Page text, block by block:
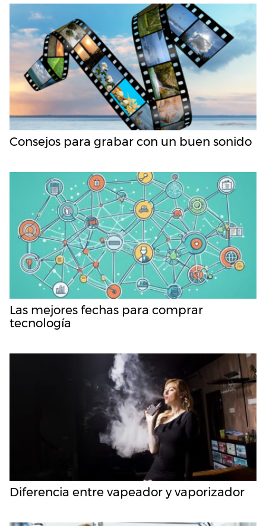
Consejos para grabar con un buen sonido
Las mejores fechas para comprar
tecnología
Diferencia entre vapeador y vaporizador